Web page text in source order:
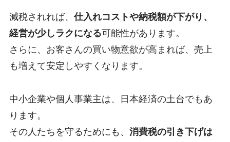
減税されれば、仕入れコストや納税額が下がり、
経営が少しラクになる可能性があります。
さらに、お客さんの買い物意欲が高まれば、売上
も増えて安定しやすくなります。
中小企業や個人事業主は、日本経済の土台でもあ
ります。
その人たちを守るためにも、 消費税の引き下げは